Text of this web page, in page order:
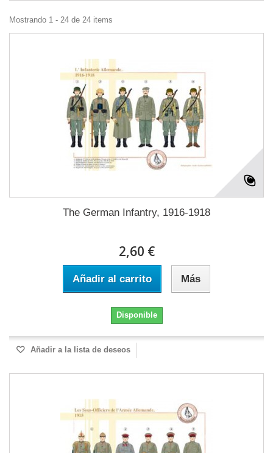
Mostrando 1 - 24 de 24 items
The German Infantry, 1916-1918
2,60 €
Añadir al carrito Más
Disponible
Añadir a la lista de deseos